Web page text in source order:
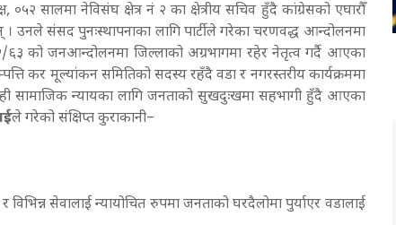
सालमा नेविसंघ क्षेत्र नं २ का क्षेत्रीय सचिव हुँदै कांग्रेसको एघारौँ
उनले संसद पुनःस्थापनाका लागि पार्टीले गरेका चरणवद्ध आन्दोलनमा
६३ को जनआन्दोलनमा जिल्लाको अग्रभागमा रहेर नेतृत्व गर्दै आएका
कर मूल्यांकन समितिको सदस्य रहँदै वडा र नगरस्तरीय कार्यक्रममा
सामाजिक न्यायका लागि जनताको सुखदुःखमा सहभागी हुँदै आएका
ले गरेको संक्षिप्त कुराकानी–
सेवालाई न्यायोचित रुपमा जनताको घरदैलोमा पुर्याएर वडालाई